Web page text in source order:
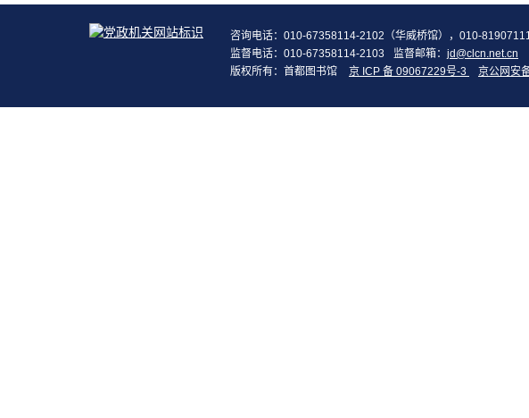
咨询电话：010-67358114-2102（华威桥馆），010-
监督电话：010-67358114-2103
监督邮箱： jd@clcn.net.cn
版权所有：首都图书馆
京 ICP 备 09067229号-3 京公网安